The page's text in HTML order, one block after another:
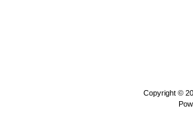
Copyright ©